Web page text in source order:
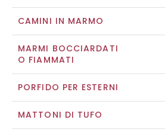
CAMINI IN MARMO
MARMI BOCCIARDATI
O FIAMMATI
PORFIDO PER ESTERNI
MATTONI DI TUFO